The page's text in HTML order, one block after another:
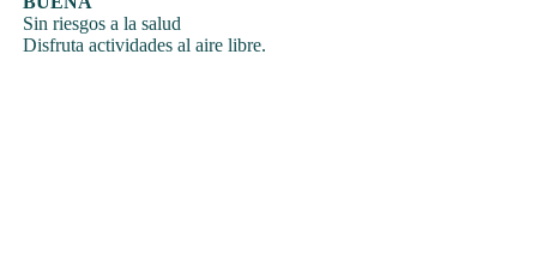
Sin riesgos a la salud
Disfruta actividades al aire libre.